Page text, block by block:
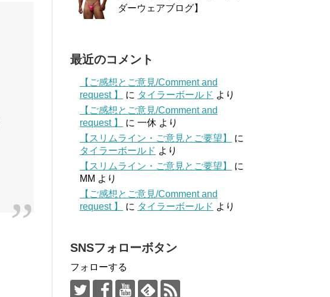
ダーウェアブログ】
最近のコメント
【ご感想とご意見/Comment and
request 】
に タイラーボールド より
【ご感想とご意見/Comment and
request 】
に 一休 より
【スリムライン・ご意見とご要望】
に
タイラーボールド より
【スリムライン・ご意見とご要望】
に
MM より
【ご感想とご意見/Comment and
request 】
に タイラーボールド より
SNSフォローボタン
フォローする